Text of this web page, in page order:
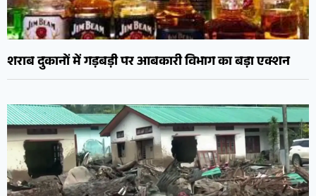
शराब दुकानों में गड़बड़ी पर आबकारी विभाग का बड़ा एक्शन